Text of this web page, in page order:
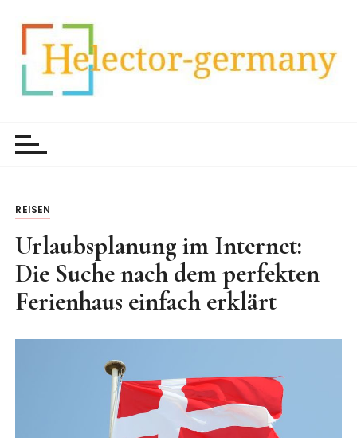
REISEN
Urlaubsplanung im Internet:
Die Suche nach dem perfekten
Ferienhaus einfach erklärt